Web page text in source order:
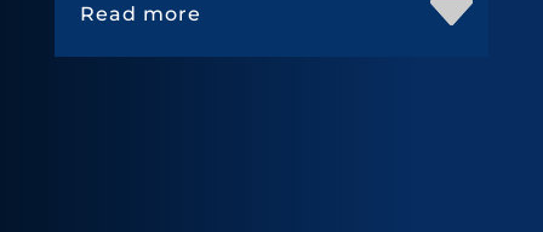
Read more